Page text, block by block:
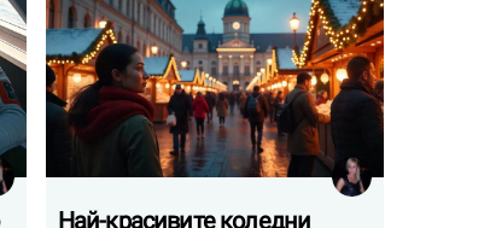
Най-красивите коледни